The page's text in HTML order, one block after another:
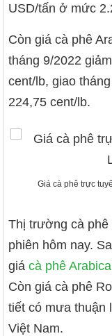
USD/tấn ở mức
Còn giá cà phê
tháng 9/2022
cent/lb, giao
224,75 cent/lb.
Giá cà phê trực
Thị trường cà phê
phiên hôm nay.
giá cà phê Arabica
Còn giá cà phê
tiết có mưa thuận
Việt Nam.